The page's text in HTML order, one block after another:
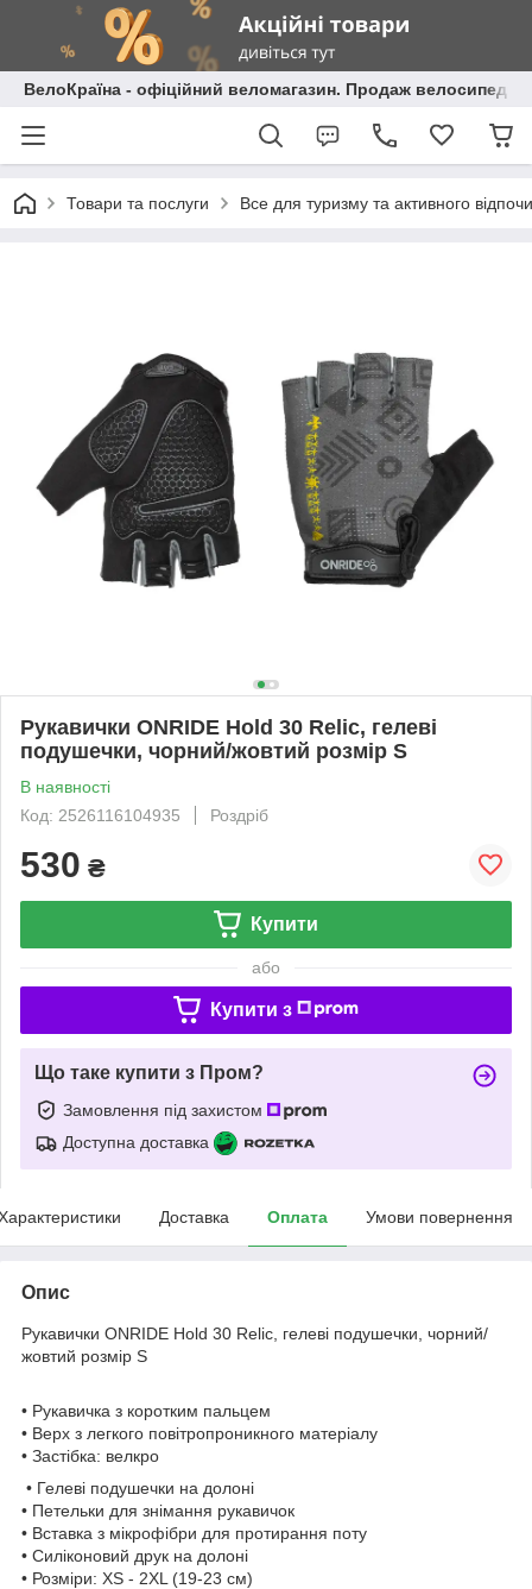
ВелоКраїна - офіційний веломагазин. Продаж велосипедів
Товари та послуги Все для туризму та активного
Рукавички ONRIDE Hold 30 Relic, гелеві
подушечки, чорний/жовтий розмір S
В наявності
Код: 2526116104935
Роздріб
530 ₴
Купити
або
Купити з
Що таке купити з Пром?
Замовлення під захистом
Доступна доставка
Доставка Оплата Умови повернення
Опис
Рукавички ONRIDE Hold 30 Relic, гелеві подушечки, чорний/
жовтий розмір S
• Рукавичка з коротким пальцем
• Верх з легкого повітропроникного матеріалу
• Застібка: велкро
• Гелеві подушечки на долоні
• Петельки для знімання рукавичок
• Вставка з мікрофібри для протирання поту
• Силіконовий друк на долоні
• Розміри: XS - 2XL (19-23 см)